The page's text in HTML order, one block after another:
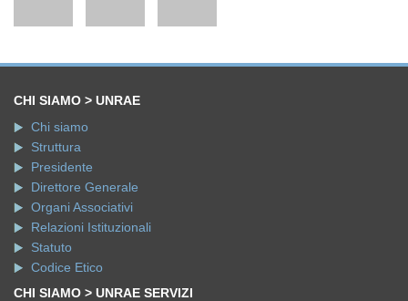
CHI SIAMO > UNRAE
Chi siamo
Struttura
Presidente
Direttore Generale
Organi Associativi
Relazioni Istituzionali
Statuto
Codice Etico
CHI SIAMO > UNRAE SERVIZI